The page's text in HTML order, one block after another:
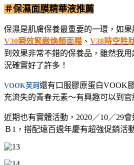
＃保濕面膜精華液推薦
保濕是肌膚保養最重要的一環，如
V30瞬效緊緻煥顏面膜 、 V38時空胜
到效果非常不錯的保養品，雖然我
況確實好了許多！
VOOK芙珂 還有口服膠原蛋白VOOK
充流失的青春元素～有興趣可以到
近期也有實體活動，2020／10／29
Ｂ1，搭配遠百週年慶有超強促銷活